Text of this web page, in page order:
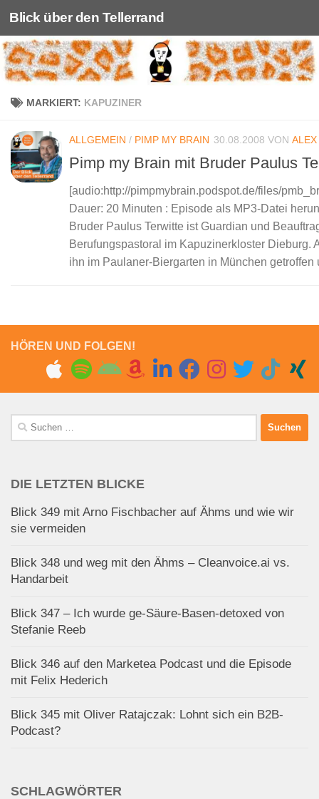
Unter dem Inhalt
Blick über den Tellerrand
MARKIERT: KAPUZINER
ALLGEMEIN / PIMP MY BRAIN 30.08.2008 VON
Pimp my Brain mit Bruder Paulus
[audio:http://pimpmybrain.podspot.de/files/
Dauer: 20 Minuten : Episode als MP3-Datei
Bruder Paulus Terwitte ist Guardian und
Berufungspastoral im Kapuzinerkloster Dieburg.
ihn im Paulaner-Biergarten in München getroffen
HÖREN UND FOLGEN!
Suchen
nach:
DIE LETZTEN BLICKE
Blick 349 mit Arno Fischbacher auf Ähms und wie wir
sie vermeiden
Blick 348 und weg mit den Ähms – Cleanvoice.ai vs.
Handarbeit
Blick 347 – Ich wurde ge-Säure-Basen-detoxed von
Stefanie Reeb
Blick 346 auf den Marketea Podcast und die Episode
mit Felix Hederich
Blick 345 mit Oliver Ratajczak: Lohnt sich ein B2B-
Podcast?
SCHLAGWÖRTER